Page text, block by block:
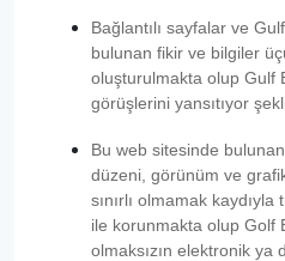
Bağlantılı sayfalar ve
bulunan fikir ve bilgiler
oluşturulmakta olup Gulf
görüşlerini yansıtıyor
Bu web sitesinde
düzeni, görünüm ve
sınırlı olmamak
ile korunmakta olup Golf
olmaksızın elektronik ya